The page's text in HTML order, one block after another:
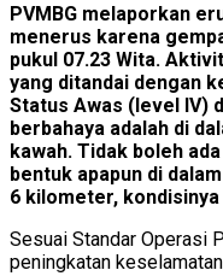
PVMBG melaporkan
menerus karena
pukul 07.23 Wita.
yang ditandai dengan
Status Awas (level IV)
berbahaya adalah di
kawah. Tidak boleh
bentuk apapun di
6 kilometer, kondisinya
Sesuai Standar Operasi
peningkatan